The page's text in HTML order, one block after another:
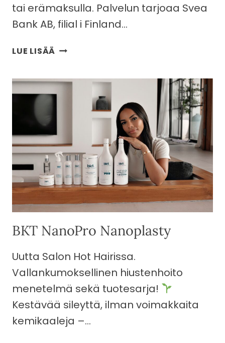
tai erämaksulla. Palvelun tarjoaa Svea
Bank AB, filial i Finland…
LUE LISÄÄ LASKU
BKT NanoPro Nanoplasty
Uutta Salon Hot Hairissa.
Vallankumoksellinen hiustenhoito
menetelmä sekä tuotesarja!
Kestävää sileyttä, ilman voimakkaita
kemikaaleja –…